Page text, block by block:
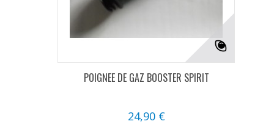
POIGNEE DE GAZ BOOSTER SPIRIT
24,90 €